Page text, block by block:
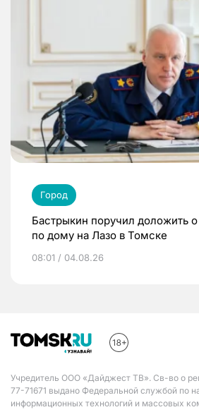
Город
Бастрыкин поручил доложить
по дому на Лазо в Томске
08:01 / 04.08.26
Учредитель ООО «Дайджест ТВ». Св-во о
77-71671 выдано Федеральной службой по
информационных технологий и массовых